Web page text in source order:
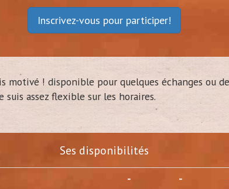
Inscrivez-vous pour participer!
motivé ! disponible pour quelques échanges ou
suis assez flexible sur les horaires.
Ses disponibilités
- -